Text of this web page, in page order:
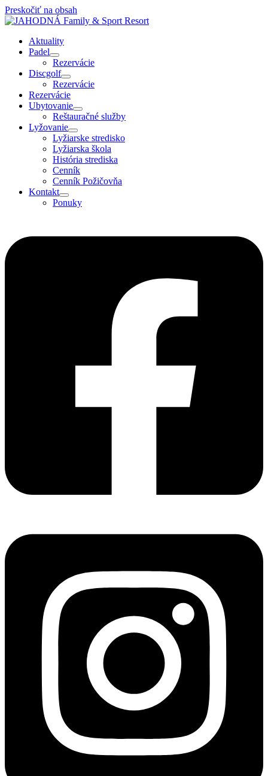
Preskočiť na obsah
Aktuality
Padel
Rezervácie
Discgolf
Rezervácie
Rezervácie
Ubytovanie
Reštauračné služby
Lyžovanie
Lyžiarske stredisko
Lyžiarska škola
História strediska
Cenník
Cenník Požičovňa
Kontakt
Ponuky